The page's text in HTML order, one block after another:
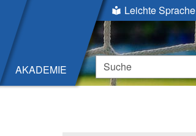
AKADEMIE
Leichte Sprache
Suche